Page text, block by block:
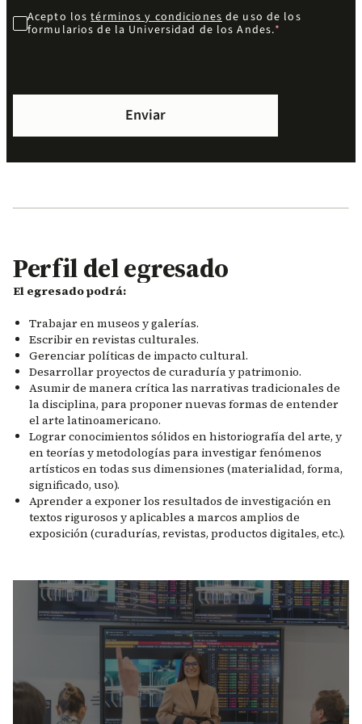
Acepto lostérminos y condicionesde uso de los
formularios de la Universidad de los Andes.
Perfil del egresado
El egresado podrá:
Trabajar en museos y galerías.
Escribir en revistas culturales.
Gerenciar políticas de impacto cultural.
Desarrollar proyectos de curaduría y patrimonio.
Asumir de manera crítica las narrativas tradicionales de
la disciplina, para proponer nuevas formas de entender
el arte latinoamericano.
Lograr conocimientos sólidos en historiografía del arte, y
en teorías y metodologías para investigar fenómenos
artísticos en todas sus dimensiones (materialidad, forma,
significado, uso).
Aprender a exponer los resultados de investigación en
textos rigurosos y aplicables a marcos amplios de
exposición (curadurías, revistas, productos digitales, etc.).